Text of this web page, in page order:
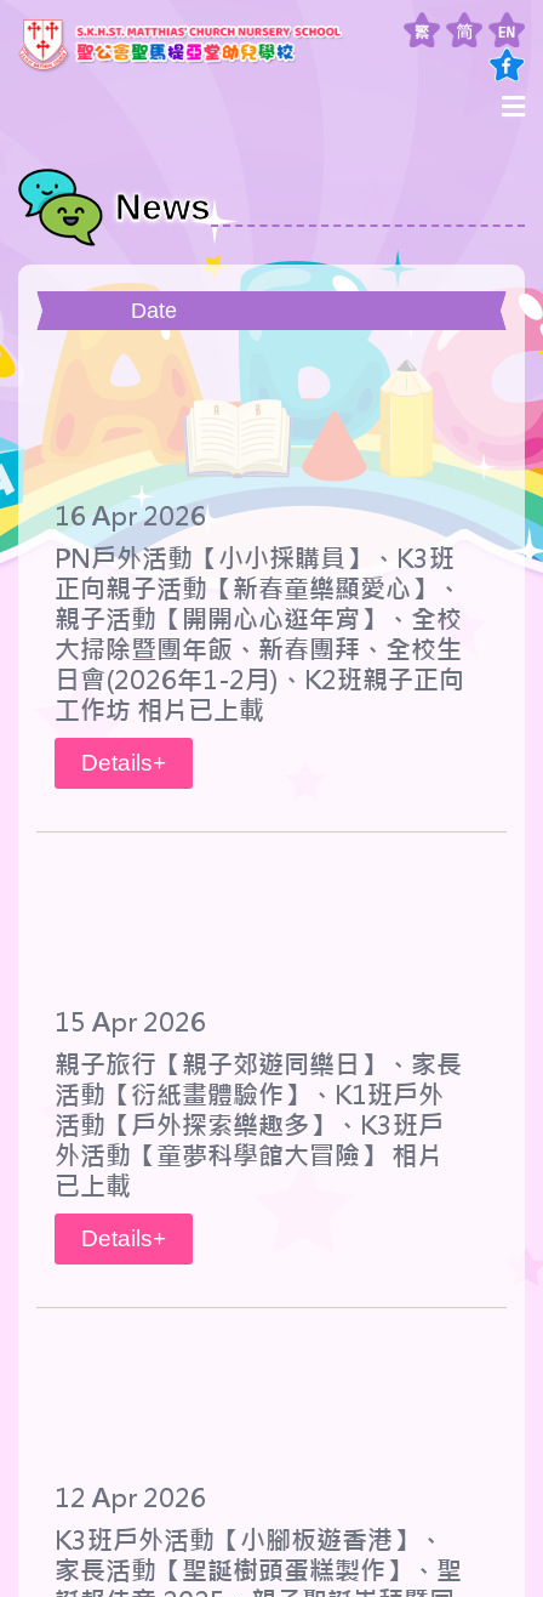
News
Date
16 Apr 2026
PN戶外活動【小小採購員】、K3班
正向親子活動【新春童樂顯愛心】、
親子活動【開開心心逛年宵】、全校
大掃除暨團年飯、新春團拜、全校生
日會(2026年1-2月)、K2班親子正向
工作坊 相片已上載
Details+
15 Apr 2026
親子旅行【親子郊遊同樂日】、家長
活動【衍紙畫體驗作】、K1班戶外
活動【戶外探索樂趣多】、K3班戶
外活動【童夢科學館大冒險】 相片
已上載
Details+
12 Apr 2026
K3班戶外活動【小腳板遊香港】、
家長活動【聖誕樹頭蛋糕製作】、聖